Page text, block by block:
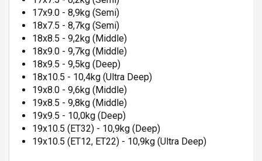
17x9.0 - 8,9kg (Semi)
18x7.5 - 8,7kg (Semi)
18x8.5 - 9,2kg (Middle)
18x9.0 - 9,7kg (Middle)
18x9.5 - 9,5kg (Deep)
18x10.5 - 10,4kg (Ultra Deep)
19x8.0 - 9,6kg (Middle)
19x8.5 - 9,8kg (Middle)
19x9.5 - 10,0kg (Deep)
19x10.5 (ET32) - 10,9kg (Deep)
19x10.5 (ET12, ET22) - 10,9kg (Ultra Deep)